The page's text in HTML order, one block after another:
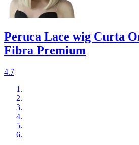
Peruca Lace wig Curta
Fibra Premium
4.7